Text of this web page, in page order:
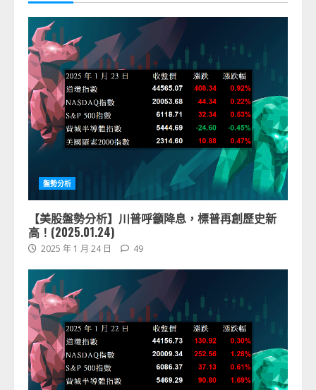
盤勢分析
【美股盤勢分析】川普呼籲降息，標普再創歷史新
高！(2025.01.24)
2025 年 1 月 24 日 49